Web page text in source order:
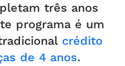
três anos
programa é um
crédito
de 4 anos.